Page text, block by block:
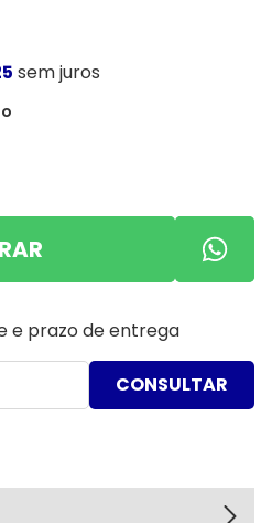
sem juros
e prazo de entrega